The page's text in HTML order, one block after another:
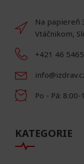
Na papiereň
Vtáčnikom,
+421 46
Po - Pá: 8:00-
KATEGORIE